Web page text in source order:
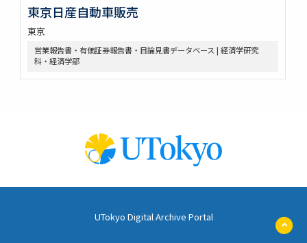
東京日産自動車販売
東京
営業報告書・有価証券報告書・目論見書データベース | 経済学研究
科・経済学部
UTokyo Digital Archive Portal
ペ